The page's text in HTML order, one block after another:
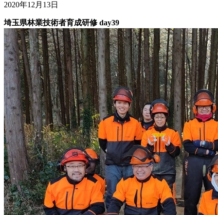
2020年12月13日
埼玉県林業技術者育成研修 day39